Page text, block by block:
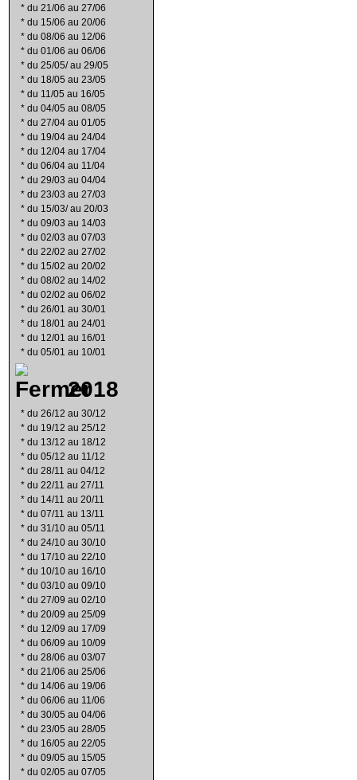
* du 21/06 au 27/06
* du 15/06 au 20/06
* du 08/06 au 12/06
* du 01/06 au 06/06
* du 25/05/ au 29/05
* du 18/05 au 23/05
* du 11/05 au 16/05
* du 04/05 au 08/05
* du 27/04 au 01/05
* du 19/04 au 24/04
* du 12/04 au 17/04
* du 06/04 au 11/04
* du 29/03 au 04/04
* du 23/03 au 27/03
* du 15/03/ au 20/03
* du 09/03 au 14/03
* du 02/03 au 07/03
* du 22/02 au 27/02
* du 15/02 au 20/02
* du 08/02 au 14/02
* du 02/02 au 06/02
* du 26/01 au 30/01
* du 18/01 au 24/01
* du 12/01 au 16/01
* du 05/01 au 10/01
2018
* du 26/12 au 30/12
* du 19/12 au 25/12
* du 13/12 au 18/12
* du 05/12 au 11/12
* du 28/11 au 04/12
* du 22/11 au 27/11
* du 14/11 au 20/11
* du 07/11 au 13/11
* du 31/10 au 05/11
* du 24/10 au 30/10
* du 17/10 au 22/10
* du 10/10 au 16/10
* du 03/10 au 09/10
* du 27/09 au 02/10
* du 20/09 au 25/09
* du 12/09 au 17/09
* du 06/09 au 10/09
* du 28/06 au 03/07
* du 21/06 au 25/06
* du 14/06 au 19/06
* du 06/06 au 11/06
* du 30/05 au 04/06
* du 23/05 au 28/05
* du 16/05 au 22/05
* du 09/05 au 15/05
* du 02/05 au 07/05